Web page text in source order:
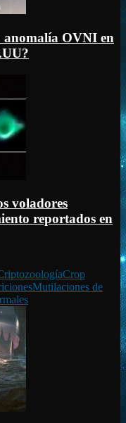
anomalía OVNI en
voladores
reportados en
Crop
Mutilaciones de